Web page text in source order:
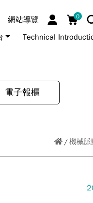
網站導覽 0
Technical
電子報櫃
機械脈